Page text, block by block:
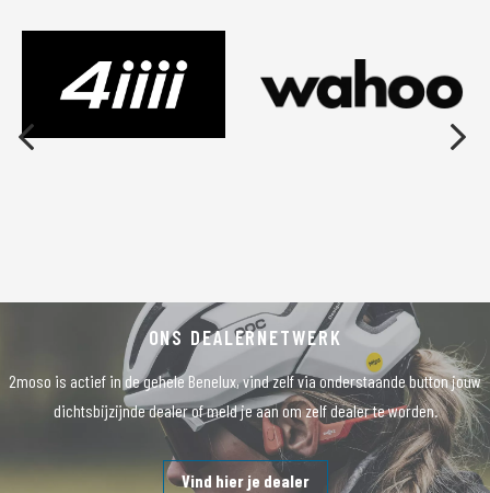
ONS DEALERNETWERK
2moso is actief in de gehele Benelux, vind zelf via onderstaande button jouw
dichtsbijzijnde dealer of meld je aan om zelf dealer te worden.
Vind hier je dealer